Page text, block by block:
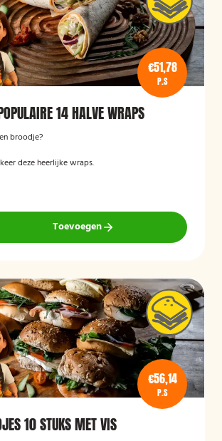
€51,78
P.S
14 HALVE WRAPS
broodje?
deze heerlijke wraps.
Toevoegen
€56,14
P.S
10 STUKS MET VIS